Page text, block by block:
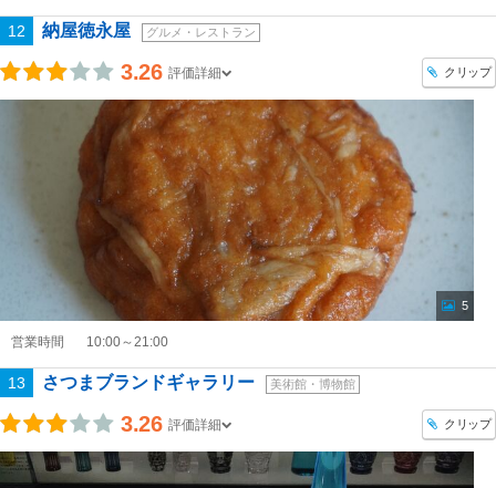
12 納屋徳永屋 グルメ・レストラン
3.26 評価詳細 クリップ
5
営業時間 10:00～21:00
13 さつまブランドギャラリー 美術館・博物館
3.26 評価詳細 クリップ